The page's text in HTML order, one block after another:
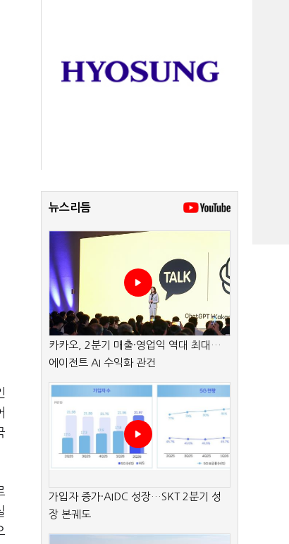
뉴스리듬
카카오, 2분기 매출·영업익 역대 최대…
에이전트 AI 수익화 관건
가입자 증가·AIDC 성장…SKT 2분기 성
장 본궤도